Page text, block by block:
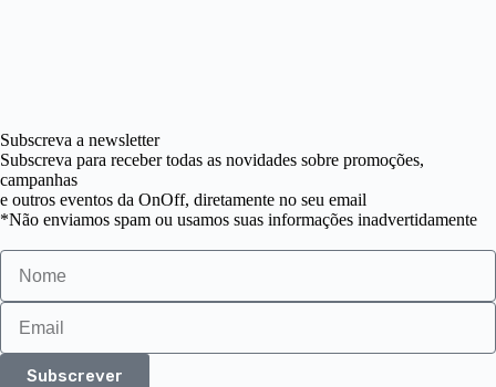
Subscreva a newsletter
Subscreva para receber todas as novidades sobre promoções,
campanhas
e outros eventos da OnOff, diretamente no seu email
*Não enviamos spam ou usamos suas informações inadvertidamente
Subscrever